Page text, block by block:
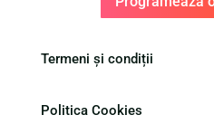
Termeni și condiții
Politica Cookies